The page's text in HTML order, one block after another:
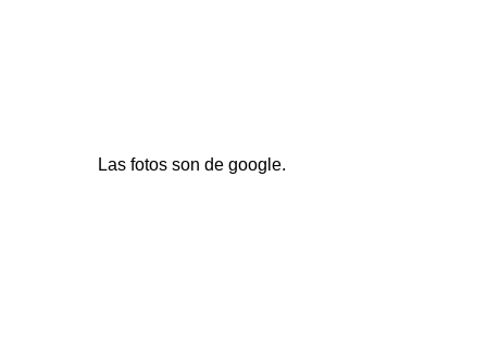
Las fotos son de google.